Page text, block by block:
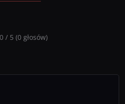
/ 5 (0 głosów)